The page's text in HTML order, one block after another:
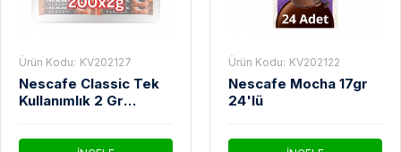
Ürün Kodu: KV202127
Nescafe Classic Tek
Kullanımlık 2 Gr
Ürün Kodu: KV202122
Nescafe Mocha 17gr
24'lü